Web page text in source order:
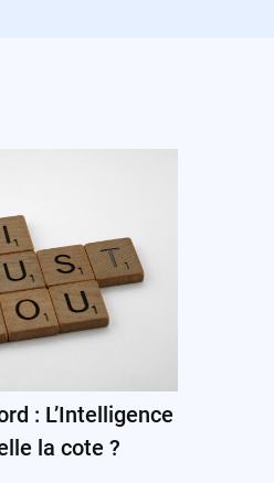
: L’Intelligence
la cote ?